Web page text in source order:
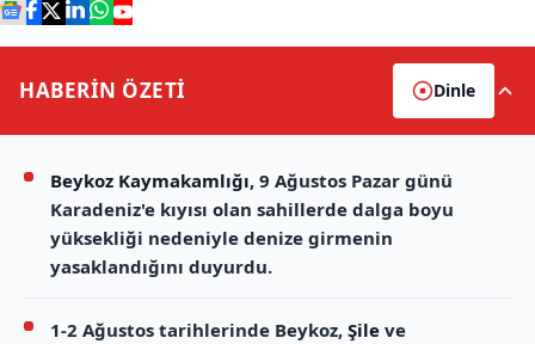
HABERİN ÖZETİ Dinle
Beykoz Kaymakamlığı, 9 Ağustos Pazar günü
Karadeniz'e kıyısı olan sahillerde dalga boyu
yüksekliği nedeniyle denize girmenin
yasaklandığını duyurdu.
1-2 Ağustos tarihlerinde Beykoz, Şile ve